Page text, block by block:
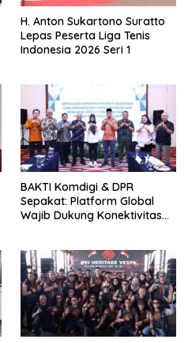
H. Anton Sukartono Suratto
Lepas Peserta Liga Tenis
Indonesia 2026 Seri 1
BAKTI Komdigi & DPR
Sepakat: Platform Global
Wajib Dukung Konektivitas